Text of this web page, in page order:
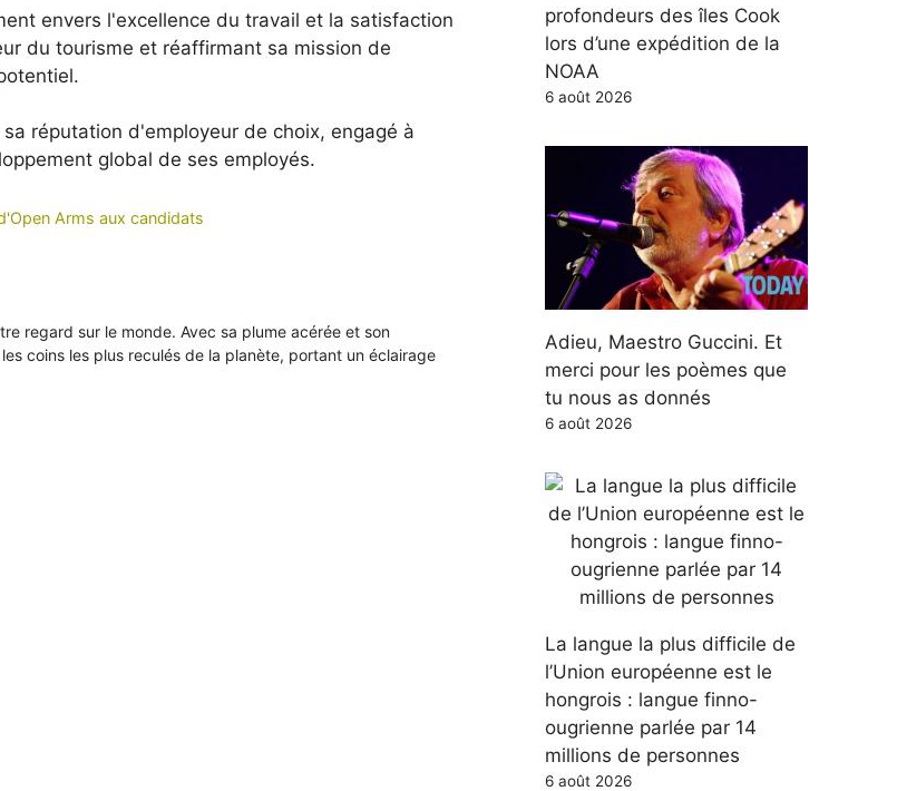
envers l'excellence du travail et la satisfaction
du tourisme et réaffirmant sa mission de
réputation d'employeur de choix, engagé à
global de ses employés.
Arms aux candidats
regard sur le monde. Avec sa plume acérée et son
coins les plus reculés de la planète, portant un éclairage
profondeurs des îles Cook
lors d’une expédition de la
NOAA
6 août 2026
Adieu, Maestro Guccini. Et
merci pour les poèmes que
tu nous as donnés
6 août 2026
La langue la plus difficile de
l’Union européenne est le
hongrois : langue finno-
ougrienne parlée par 14
millions de personnes
6 août 2026